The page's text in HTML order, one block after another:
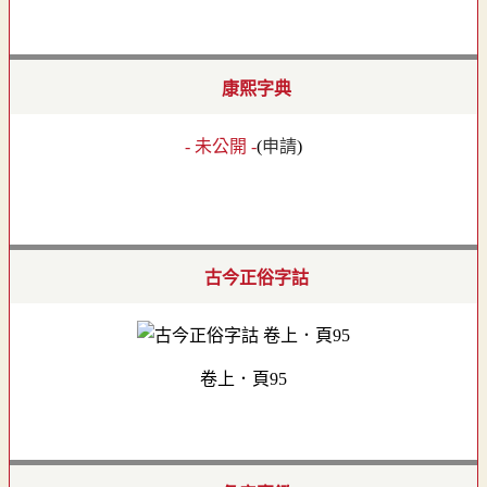
康熙字典
- 未公開 -(申請)
古今正俗字詁
卷上．頁95